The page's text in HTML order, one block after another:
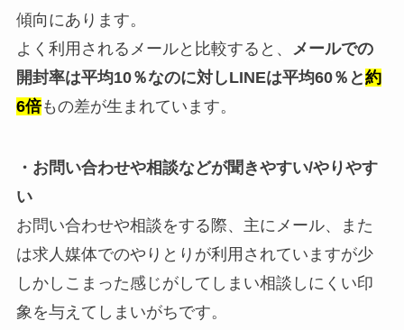
傾向にあります。
よく利用されるメールと比較すると、 メールでの
開封率は平均10％なのに対しLINEは平均60％と約
6倍もの差が生まれています。
・お問い合わせや相談などが聞きやすい/やりやす
い
お問い合わせや相談をする際、主にメール、また
は求人媒体でのやりとりが利用されていますが少
しかしこまった感じがしてしまい相談しにくい印
象を与えてしまいがちです。